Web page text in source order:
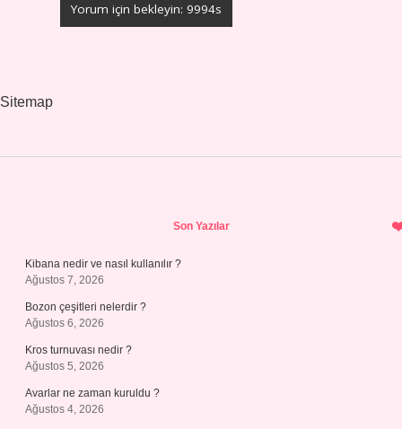
Sitemap
Son Yazılar
Kibana nedir ve nasıl kullanılır ?
Ağustos 7, 2026
Bozon çeşitleri nelerdir ?
Ağustos 6, 2026
Kros turnuvası nedir ?
Ağustos 5, 2026
Avarlar ne zaman kuruldu ?
Ağustos 4, 2026